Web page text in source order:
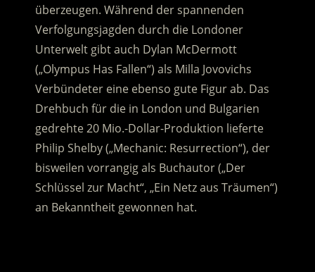
überzeugen. Während der spannenden
Verfolgungsjagden durch die Londoner
Unterwelt gibt auch Dylan McDermott
(„Olympus Has Fallen“) als Milla Jovovichs
Verbündeter eine ebenso gute Figur ab. Das
Drehbuch für die in London und Bulgarien
gedrehte 20 Mio.-Dollar-Produktion lieferte
Philip Shelby („Mechanic: Resurrection“), der
bisweilen vorrangig als Buchautor („Der
Schlüssel zur Macht“, „Ein Netz aus Träumen“)
an Bekanntheit gewonnen hat.